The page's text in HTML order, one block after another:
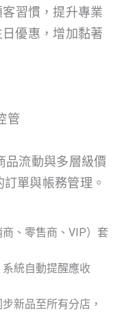
習慣，提升專業
優惠，增加黏著
管
品流動與多層級價
單與帳務管理。
、零售商、VIP）套
統自動提醒應收
新品至所有分店，